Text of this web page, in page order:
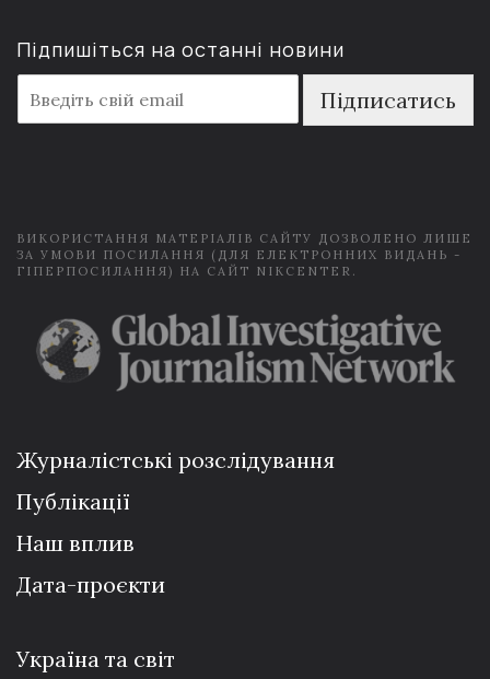
Підпишіться на останні новини
m
a
Підписатись
ВИКОРИСТАННЯ МАТЕРІАЛІВ САЙТУ ДОЗВОЛЕНО ЛИШЕ
ЗА УМОВИ ПОСИЛАННЯ (ДЛЯ ЕЛЕКТРОННИХ ВИДАНЬ -
ГІПЕРПОСИЛАННЯ) НА САЙТ NIKCENTER.
Журналістські розслідування
Публікації
Наш вплив
Дата-проєкти
Україна та світ